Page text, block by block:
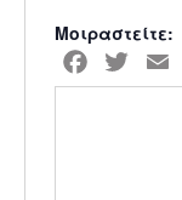
Μοιραστείτε:
Facebook
Twitter